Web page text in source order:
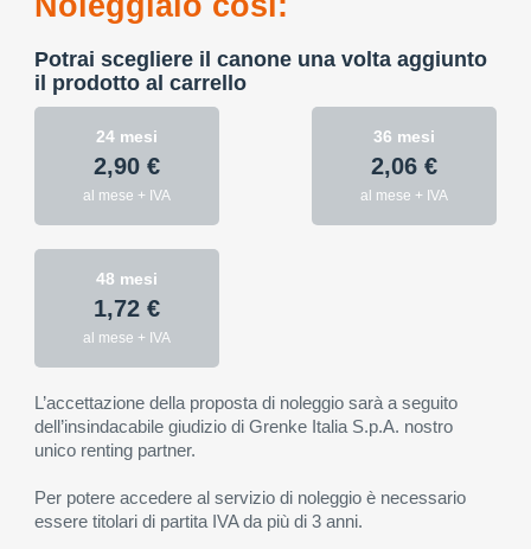
Potrai scegliere il canone una volta aggiunto
il prodotto al carrello
24 mesi
2,90 €
al mese + IVA
36 mesi
2,06 €
al mese + IVA
48 mesi
1,72 €
al mese + IVA
L’accettazione della proposta di noleggio sarà a seguito
dell’insindacabile giudizio di Grenke Italia S.p.A. nostro
unico renting partner.
Per potere accedere al servizio di noleggio è necessario
essere titolari di partita IVA da più di 3 anni.